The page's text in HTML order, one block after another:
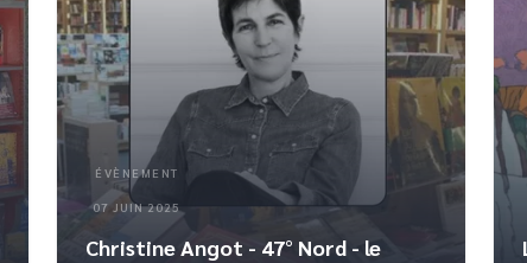
ÉVÈNEMENT
07 JUIN 2025
Christine Angot - 47° Nord - le